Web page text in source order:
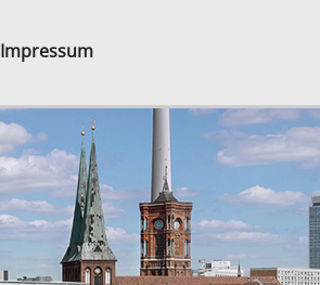
Impressum